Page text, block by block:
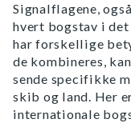
Signalflagene,
hvert bogstav i
har forskellige
de kombineres,
sende specifikke
skib og land. Her
internationale